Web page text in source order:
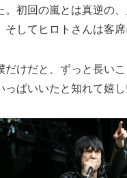
。初回の嵐とは真逆の
してヒロトさんは客
だけだと、ずっと長い
ぱいいたと知れて嬉